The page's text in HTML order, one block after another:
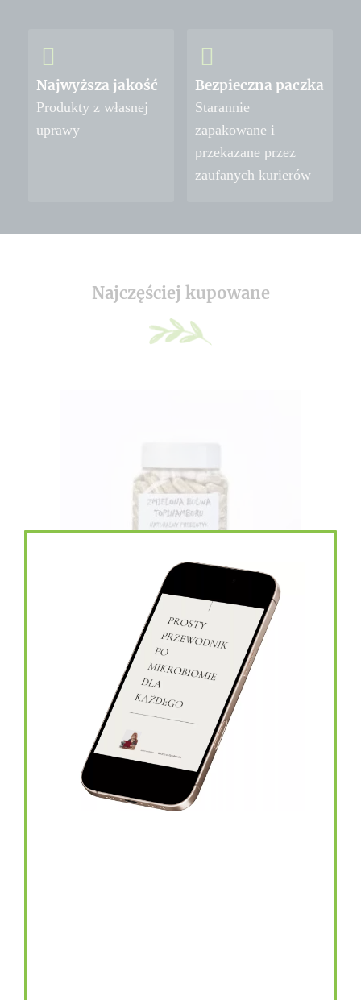
Najwyższa jakość
Produkty z własnej
uprawy
Bezpieczna paczka
Starannie
zapakowane i
przekazane przez
zaufanych kurierów
Najczęściej kupowane
topinambur w kapsułkach